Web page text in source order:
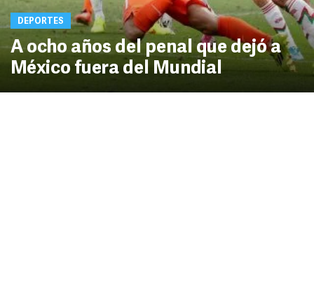
DEPORTES
A ocho años del penal que dejó a
México fuera del Mundial